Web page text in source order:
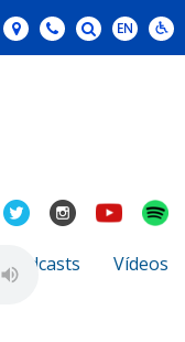
Podcasts Vídeos